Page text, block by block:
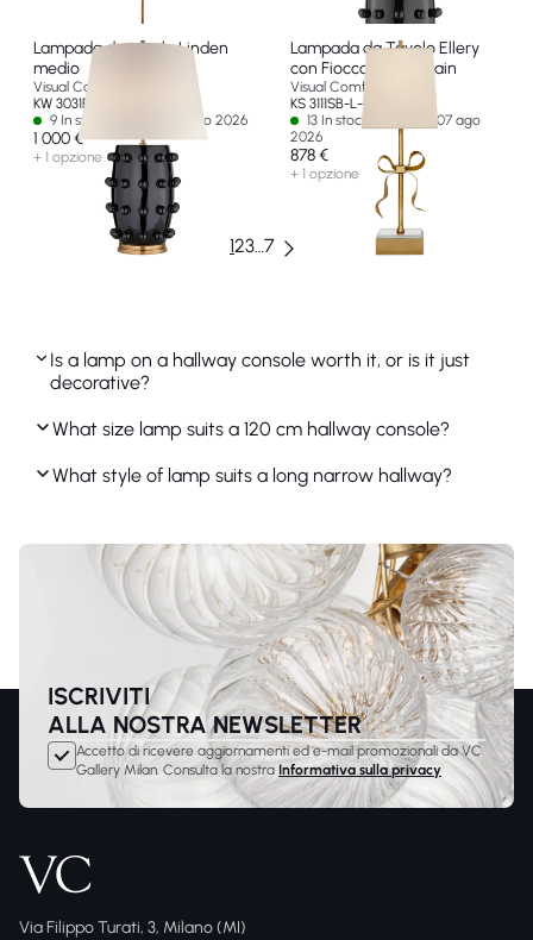
Lampada da tavolo Linden
medio
Visual Comfort & Co
KW 3031BLK-L-EU
9 In stock - Ships by 11 ago 2026
1 000 €
+ 1 opzione
Lampada da Tavolo Ellery
con Fiocco Gros-Grain
Visual Comfort & Co
KS 3111SB-L-EU
13 In stock - Ships by 07 ago
2026
878 €
+ 1 opzione
123…7
Is a lamp on a hallway console worth it, or is it just
decorative?
What size lamp suits a 120 cm hallway console?
What style of lamp suits a long narrow hallway?
ISCRIVITI
ALLA NOSTRA NEWSLETTER
Accetto di ricevere aggiornamenti ed e-mail promozionali da VC
Gallery Milan. Consulta la nostra Informativa sulla privacy
Via Filippo Turati, 3, Milano (MI)